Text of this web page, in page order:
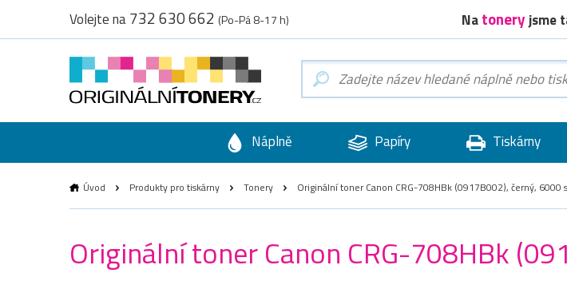
Volejte na732 630 662 (Po-Pá 8-17 h) Natoneryjsme
Náplně Papíry Tiskárny
Úvod Produkty pro tiskárny Tonery Originální toner Canon CRG-708HBk (0917B002), černý, 6000
Originální toner Canon CRG-708HBk